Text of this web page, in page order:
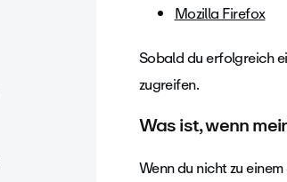
Mozilla Firefox
Sobald du erfolgreich
zugreifen.
Was ist, wenn
Wenn du nicht zu